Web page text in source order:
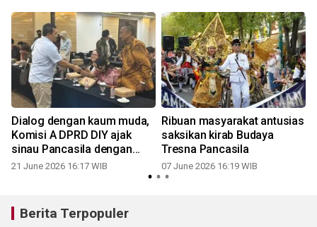
Dialog dengan kaum muda,
Komisi A DPRD DIY ajak
sinau Pancasila dengan
gembira
21 June 2026 16:17 WIB
Ribuan masyarakat antusias
saksikan kirab Budaya
Tresna Pancasila
07 June 2026 16:19 WIB
Berita Terpopuler